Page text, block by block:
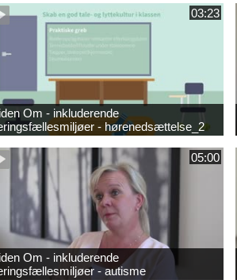
03:23
Om - inkluderende
- hørenedsættelse_2
05:00
Om - inkluderende
- autisme